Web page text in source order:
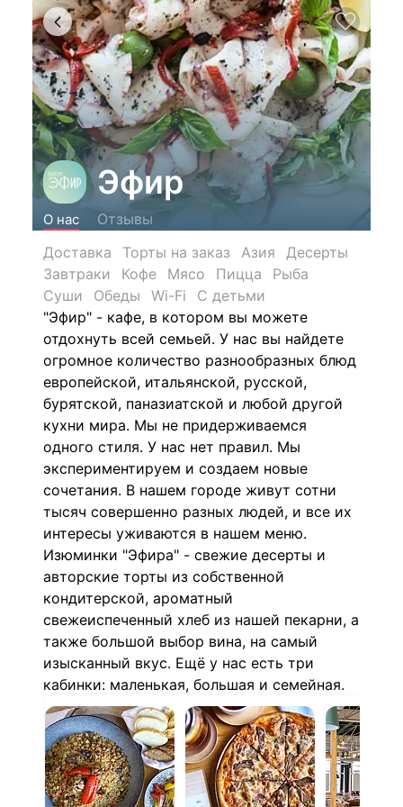
Эфир
О нас
Отзывы
Доставка
Торты на заказ Азия
Десерты
Завтраки
Кофе Мясо Пицца
Рыба
Суши
Обеды Wi-Fi
С детьми
"Эфир" - кафе, в котором вы можете
отдохнуть всей семьей. У нас вы найдете
огромное количество разнообразных блюд
европейской, итальянской, русской,
бурятской, паназиатской и любой другой
кухни мира. Мы не придерживаемся
одного стиля. У нас нет правил. Мы
экспериментируем и создаем новые
сочетания. В нашем городе живут сотни
тысяч совершенно разных людей, и все их
интересы уживаются в нашем меню.
Изюминки "Эфира" - свежие десерты и
авторские торты из собственной
кондитерской, ароматный
свежеиспеченный хлеб из нашей пекарни, а
также большой выбор вина, на самый
изысканный вкус. Ещё у нас есть три
кабинки: маленькая, большая и семейная.